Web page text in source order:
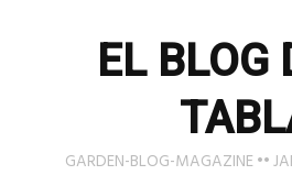
EL BLOG
GARDEN-BLOG-MAGAZINE ••